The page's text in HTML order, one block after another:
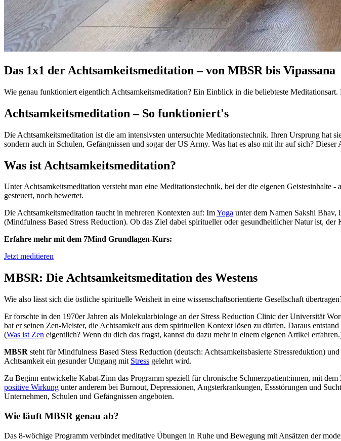
Das 1x1 der Achtsamkeitsmeditation – von MBSR bis Vipassana
Wie genau funktioniert eigentlich Achtsamkeitsmeditation? Ein Einblick in die beliebteste
Achtsamkeitsmeditation – So funktioniert's
Die Achtsamkeitsmeditation ist die am intensivsten untersuchte Meditationstechnik. Ihren Ursprung
sondern auch in Schulen, Gefängnissen und sogar der US Army. Was hat es also mit ihr auf sich?
Was ist Achtsamkeitsmeditation?
Unter Achtsamkeitsmeditation versteht man eine Meditationstechnik, bei der die eigenen Geistesinhalte
gesteuert, noch bewertet.
Die Achtsamkeitsmeditation taucht in mehreren Kontexten auf: ImYoga unter dem Namen Sakshi Bhav,
(Mindfulness Based Stress Reduction). Ob das Ziel dabei spiritueller oder gesundheitlicher Natur ist, der
Erfahre mehr mit dem 7Mind Grundlagen-Kurs:
Jetzt meditieren
MBSR: Die Achtsamkeitsmeditation des Westens
Wie also lässt sich die östliche spirituelle Weisheit in eine wissenschaftsorientierte Gesellschaft
Er forschte in den 1970er Jahren als Molekularbiologe an der Stress Reduction Clinic der Universität
bat er seinen Zen-Meister, die Achtsamkeit aus dem spirituellen Kontext lösen zu dürfen. Daraus entstand
(Was ist Zen eigentlich? Wenn du dich das fragst, kannst du dazu mehr in einem eigenen Artikel
MBSR steht für Mindfulness Based Stess Reduction (deutsch: Achtsamkeitsbasierte Stressreduktion)
Achtsamkeit ein gesunder Umgang mit Stress gelehrt wird.
Zu Beginn entwickelte Kabat-Zinn das Programm speziell für chronische Schmerzpatient:innen, mit
positive Wirkung unter anderem bei Burnout, Depressionen, Angsterkrankungen, Essstörungen und
Unternehmen, Schulen und Gefängnissen angeboten.
Wie läuft MBSR genau ab?
Das 8-wöchige Programm verbindet meditative Übungen in Ruhe und Bewegung mit Ansätzen der